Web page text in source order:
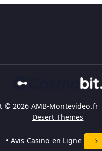
© 2026 AMB-Montevideo.fr
Desert Themes
Avis Casino en Ligne